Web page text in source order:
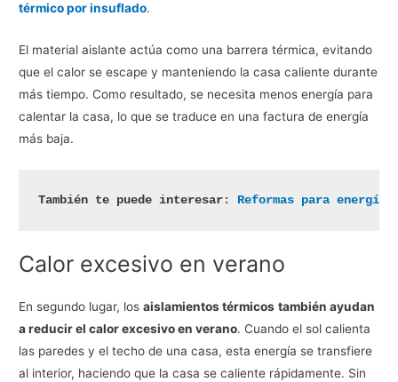
térmico por insuflado.
El material aislante actúa como una barrera térmica, evitando
que el calor se escape y manteniendo la casa caliente durante
más tiempo. Como resultado, se necesita menos energía para
calentar la casa, lo que se traduce en una factura de energía
más baja.
También te puede interesar: Reformas para energía
Calor excesivo en verano
En segundo lugar, losaislamientos térmicos también ayudan
a reducir el calor excesivo en verano. Cuando el sol calienta
las paredes y el techo de una casa, esta energía se transfiere
al interior, haciendo que la casa se caliente rápidamente. Sin